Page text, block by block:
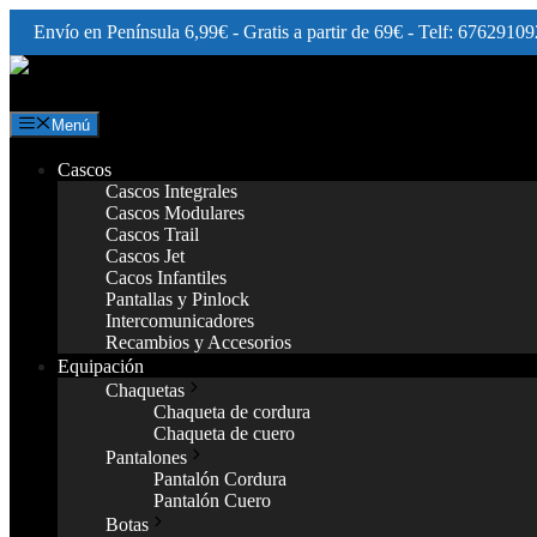
Envío en Península 6,99€ - Gratis a partir de 69€ - Telf:
Saltar
contenido
Menú
Cascos
Cascos Integrales
Cascos Modulares
Cascos Trail
Cascos Jet
Cacos Infantiles
Pantallas y Pinlock
Intercomunicadores
Recambios y Accesorios
Equipación
Chaquetas
Chaqueta de cordura
Chaqueta de cuero
Pantalones
Pantalón Cordura
Pantalón Cuero
Botas